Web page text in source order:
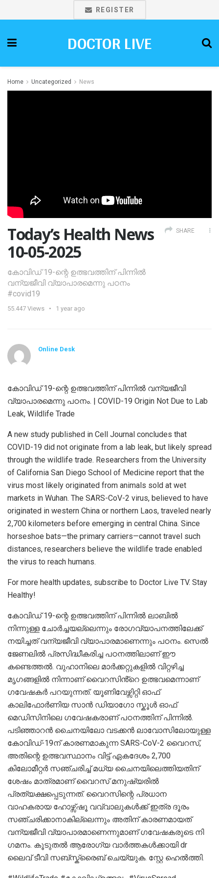
REGISTER
DOCTOR LIVE
Home Uncategorized News
Today’s Health News
10-05-2025
കോവിഡ് 19-ന്റെ ഉത്ഭവത്തിന് പിന്നിൽ
വന്യജീവി വ്യാപാരമെന്നു പഠനം
#covid19
55.447 Views 1 year ago
SHARE
Online Desk
കോവിഡ് 19-ന്റെ ഉത്ഭവത്തിന് പിന്നിൽ വന്യജീവി
വ്യാപാരമെന്നു പഠനം. | COVID-19 Origin Not Due to Lab
Leak, Wildlife Trade
A new study published in Cell Journal concludes that
COVID-19 did not originate from a lab leak, but likely spread
through the wildlife trade. Researchers from the University
of California San Diego School of Medicine report that the
virus most likely originated from animals sold at wet
markets in Wuhan. The SARS-CoV-2 virus, believed to have
originated in western China or northern Laos, traveled nearly
2,700 kilometers before emerging in central China. Since
horseshoe bats—the primary carriers—cannot travel such
distances, researchers believe the wildlife trade enabled
the virus to reach humans.
For more health updates, subscribe to Doctor Live TV. Stay
Healthy!
കോവിഡ് 19-ന്റെ ഉത്ഭവത്തിന് പിന്നിൽ ലാബിൽ
നിന്നുള്ള ചോർച്ചയല്ലെന്നും രോ​ഗവ്യാപനത്തിലേക്ക്
നയിച്ചത് വന്യജീവി വ്യാപാരമാണെന്നും പഠനം. സെൽ
ജേണലിൽ പ്രസിദ്ധീകരിച്ച പഠനത്തിലാണ് ഈ
കണ്ടെത്തൽ. വുഹാനിലെ മാർക്കറ്റുകളിൽ വിറ്റഴിച്ച
മൃഗങ്ങളിൽ നിന്നാണ് വൈറസിൻ്റെ ഉത്ഭവമെന്നാണ് ​
ഗവേഷകർ പറയുന്നത്. യൂണിവേഴ്സിറ്റി ഓഫ്
കാലിഫോർണിയ സാൻ ഡിയാഗോ സ്കൂൾ ഓഫ്
മെഡിസിനിലെ ഗവേഷകരാണ് പഠനത്തിന് പിന്നിൽ.
പടിഞ്ഞാറൻ ചൈനയിലോ വടക്കൻ ലാവോസിലോയുള്ള
കോവിഡ്-19ന് കാരണമാകുന്ന SARS-CoV-2 വൈറസ്,
അതിന്റെ ഉത്ഭവസ്ഥാനം വിട്ട് ഏകദേശം 2,700
കിലോമീറ്റർ സഞ്ചരിച്ച് മധ്യ ചൈനയിലെത്തിയതിന്
ശേഷം മാത്രമാണ് വൈറസ് മനുഷ്യരിൽ
പ്രത്യക്ഷപ്പെടുന്നത്. വൈറസിന്റെ പ്രധാന
വാഹകരായ ഹോഴ്സ്ഷൂ വവ്വാലുകൾക്ക് ഇത്ര ദൂരം
സഞ്ചരിക്കാനാകില്ലെന്നും അതിന് കാരണമായത്
വന്യജീവി വ്യാപാരമാണെന്നുമാണ് ​ഗവേഷകരുടെ നി​
ഗമനം. കൂടുതൽ ആരോഗ്യ വാർത്തകൾക്കായി dr
ലൈവ് ടീവി സബ്സ്ക്രൈബ് ചെയ്യുക. സ്റ്റേ ഹെൽത്തി.